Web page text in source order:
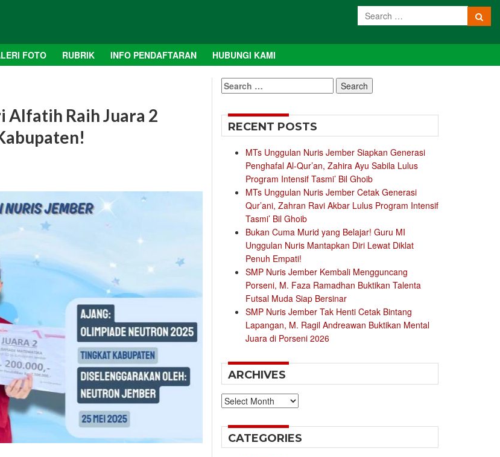
FOTO RUBRIK INFO PENDAFTARAN HUBUNGI KAMI
Alfatih Raih Juara 2
Search
for:
RECENT POSTS
MTs Unggulan Nuris Jember Siapkan Generasi
Penghafal Al-Qur’an, Zahira Ayu Sabila Lulus
Program Intensif Tasmi’ Bil Ghoib
MTs Unggulan Nuris Jember Cetak Generasi
Qur’ani, Zahran Ravi Akbar Lulus Program Intensif
Tasmi’ Bil Ghoib
Bukan Cuma Murid yang Belajar! Guru MI
Unggulan Nuris Mantapkan Diri Lewat Diklat
Penuh Empati!
SMP Nuris Jember Kembali Mengguncang
Porseni, M. Faza Ramadhan Buktikan Talenta
Futsal Muda Siap Bersinar
SMP Nuris Jember Tak Henti Cetak Bintang
Lapangan, M. Ragil Andreawan Buktikan Mental
Juara di Porseni 2026
ARCHIVES
Archives
CATEGORIES